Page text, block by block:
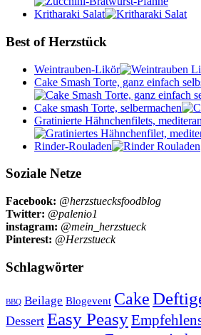
Kritharaki Salat
Best of Herzstück
Weintrauben-Likör
Cake Smash Torte, ganz einfach
Cake smash Torte, selbermachen
Gratinierte Hähnchenfilets,
Rinder-Rouladen
Soziale Netze
Facebook: @herzstuecksfoodblog
Twitter: @palenio1
instagram: @mein_herzstueck
Pinterest: @Herzstueck
Schlagwörter
BBQ Beilage Blogevent Cake
Dessert Easy Peasy